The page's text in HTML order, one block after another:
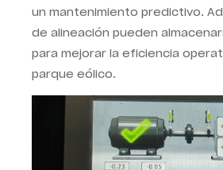
un mantenimiento predictivo.
de alineación pueden
para mejorar la eficiencia
parque eólico.